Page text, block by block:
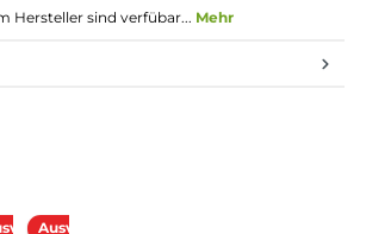
befindet sich nur ein wenig
vor Gebrauch noch mit Basisflüssigkeit